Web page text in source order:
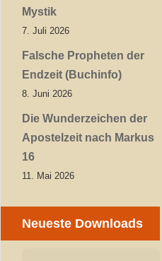
Mystik
7. Juli 2026
Falsche Propheten der
Endzeit (Buchinfo)
8. Juni 2026
Die Wunderzeichen der
Apostelzeit nach Markus
16
11. Mai 2026
Neueste Downloads